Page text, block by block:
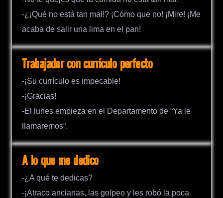
-¿¡Qué no está tan mal!? ¡Cómo que no! ¡Mire! ¡Me
acaba de salir una lima en el pan!
Trabajador con currículo perfecto
-¡Su currículo es impecable!
-¡Gracias!
-El lunes empieza en el Departamento de “Ya le
llamaremos”.
A lo que me dedico
-¿A qué te dedicas?
-¡Atraco ancianas, las golpeo y les robó la poca